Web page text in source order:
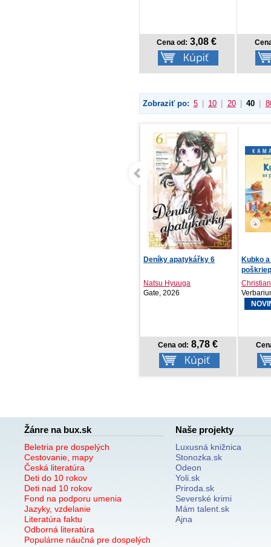
Cena od: 3,08 €
Zobraziť po: 5 10 20 40
Kubko a Paulínka sa
Christian Tielmann
Verbarium, 2026
Cena od: 5,99 €
Ja som
leporelo
Matthew
Svojtka
Žánre na bux.sk
Beletria pre dospelých
Cestovanie, mapy
Česká literatúra
Deti do 10 rokov
Deti nad 10 rokov
Fond na podporu umenia
Jazyky, vzdelanie
Literatúra faktu
Odborná literatúra
Populárne náučná pre dospelých
Naše projekty
Luxusná knižnica
Stonozka.sk
Odeon
Yoli.sk
Priroda.sk
Severské krimi
Mám talent.sk
Ajna